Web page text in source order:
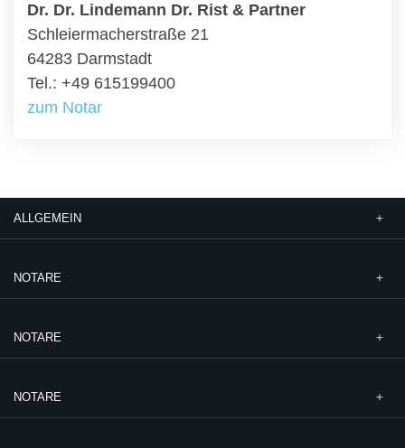
Dr. Dr. Lindemann Dr. Rist & Partner
Schleiermacherstraße 21
64283 Darmstadt
Tel.: +49 615199400
zum Notar
ALLGEMEIN
NOTARE
NOTARE
NOTARE